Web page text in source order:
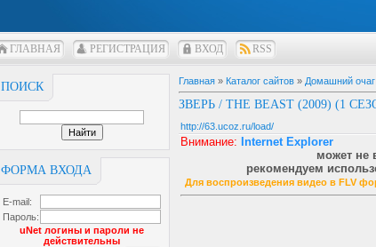
ГЛАВНАЯ РЕГИСТРАЦИЯ ВХОД RSS
ПОИСК
ФОРМА ВХОДА
E-mail:
Пароль:
uNet логины и пароли не
действительны
Главная » Каталог сайтов » Домашний очаг
ЗВЕРЬ / THE BEAST (2009) (1
http://63.ucoz.ru/load/
Внимание: Internet Explorer
может не
рeкомендуем
Для воспроизведения видео в FLV